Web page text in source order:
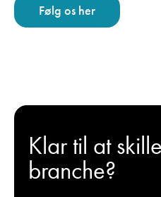
Følg os her
Klar til at
branche?